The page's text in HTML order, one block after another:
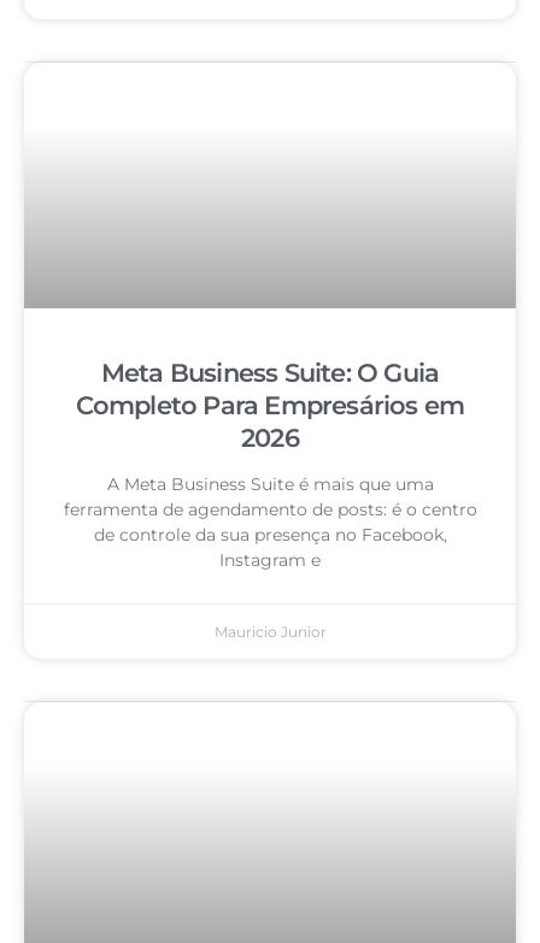
Meta Business Suite: O Guia
Completo Para Empresários em
2026
A Meta Business Suite é mais que uma
ferramenta de agendamento de posts: é o centro
de controle da sua presença no Facebook,
Instagram e
Mauricio Junior